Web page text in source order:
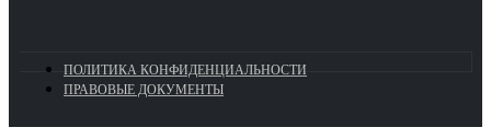
ПОЛИТИКА КОНФИДЕНЦИАЛЬНОСТИ
ПРАВОВЫЕ ДОКУМЕНТЫ